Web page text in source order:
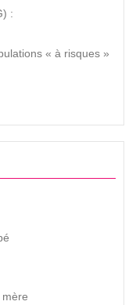
:
« à risques »